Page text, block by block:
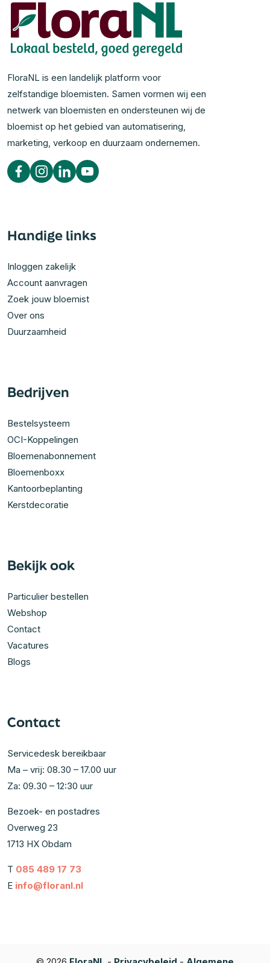
FloraNL is een landelijk platform voor
zelfstandige bloemisten. Samen vormen wij een
netwerk van bloemisten en ondersteunen wij de
bloemist op het gebied van automatisering,
marketing, verkoop en duurzaam ondernemen.
Handige links
Inloggen zakelijk
Account aanvragen
Zoek jouw bloemist
Over ons
Duurzaamheid
Bedrijven
Bestelsysteem
OCI-Koppelingen
Bloemenabonnement
Bloemenboxx
Kantoorbeplanting
Kerstdecoratie
Bekijk ook
Particulier bestellen
Webshop
Contact
Vacatures
Blogs
Contact
Servicedesk bereikbaar
Ma – vrij: 08.30 – 17.00 uur
Za: 09.30 – 12:30 uur
Bezoek- en postadres
Overweg 23
1713 HX Obdam
T 085 489 17 73
E info@floranl.nl